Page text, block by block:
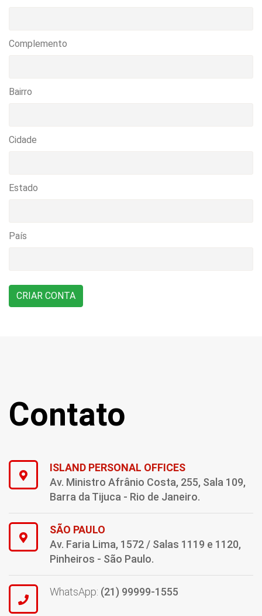
Complemento
Bairro
Cidade
Estado
País
Contato
ISLAND PERSONAL OFFICES
Av. Ministro Afrânio Costa, 255, Sala 109,
Barra da Tijuca - Rio de Janeiro.
SÃO PAULO
Av. Faria Lima, 1572 / Salas 1119 e 1120,
Pinheiros - São Paulo.
WhatsApp: (21) 99999-1555